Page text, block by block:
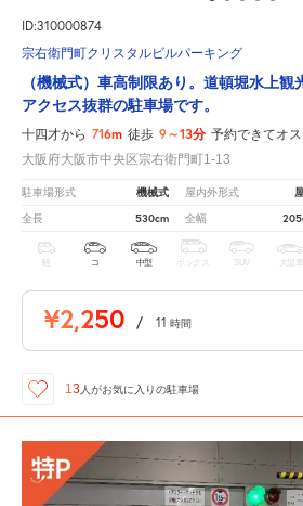
ID:310000874
宗右衛門町クリスタルビルパーキング
（機械式）車高制限あり。道頓堀水上
アクセス抜群の駐車場です。
十四才から 716m 徒歩 9～13分 予約できてオス
大阪府大阪市中央区宗右衛門町1-13
駐車場形式 機械式 屋内外形式
全長 530cm 全幅
軽 コ 中型 ボックス SUV 大型車
¥2,250 / 11 時間
13 人がお気に入りの駐車場